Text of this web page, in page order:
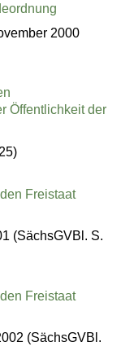
2000
Öffentlichkeit der
Freistaat
(SächsGVBl. S.
Freistaat
(SächsGVBl.